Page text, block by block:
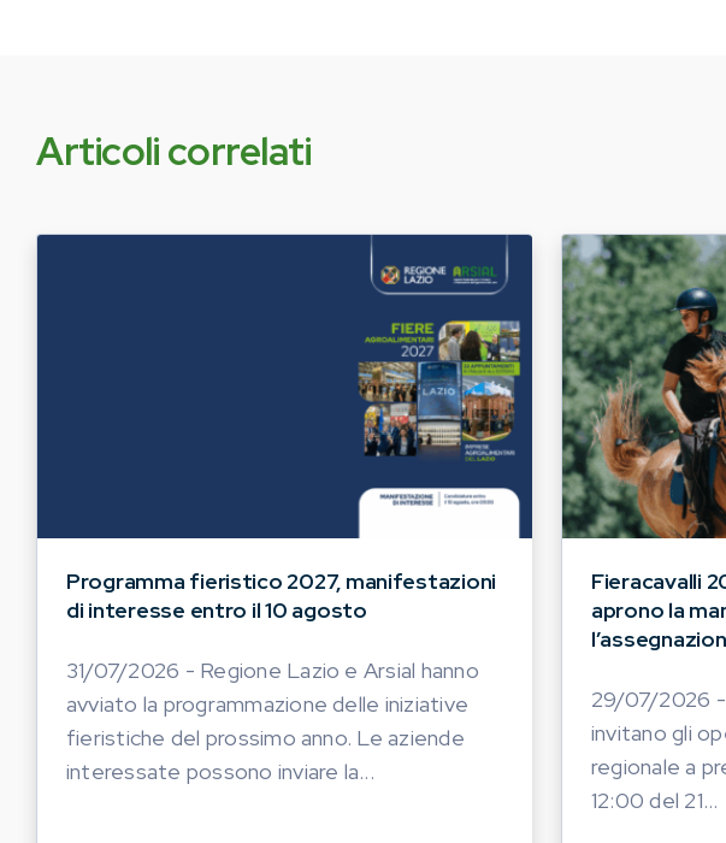
Articoli correlati
Programma fieristico 2027, manifestazioni
di interesse entro il 10 agosto
31/07/2026 - Regione Lazio e Arsial hanno
avviato la programmazione delle iniziative
fieristiche del prossimo anno. Le aziende
interessate possono inviare la...
Fieracavalli
aprono la
29/07/2026 -
invitano gli
regionale a
12:00 del 21...